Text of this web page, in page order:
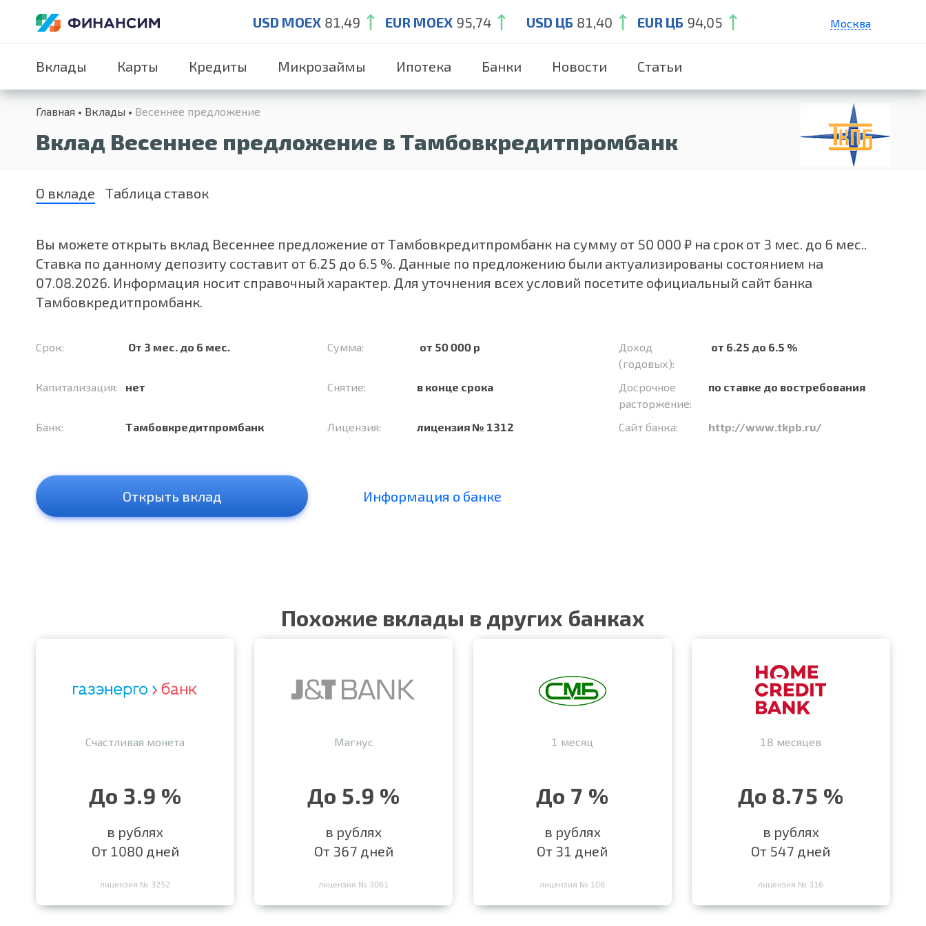
USD MOEX 81,49 EUR MOEX 95,74 USD ЦБ 81,40 EUR ЦБ 94,05 Москва
Краснодар
Нижний Новгород
Вклады Карты Кредиты Микрозаймы Ипотека Банки Новости Статьи
Главная Вклады Весеннее предложение
Вклад Весеннее предложение в Тамбовкредитпромбанк
О вкладе Таблица ставок
Вы можете открыть вклад Весеннее предложение от Тамбовкредитпромбанк на сумму от 50 000 ₽ на срок от 3 мес. до 6 мес..
Ставка по данному депозиту составит от 6.25 до 6.5 %. Данные по предложению были актуализированы состоянием на
07.08.2026. Информация носит справочный характер. Для уточнения всех условий посетите официальный сайт банка
Тамбовкредитпромбанк.
Срок: От 3 мес. до 6 мес. Сумма: от 50 000 р
Доход
(годовых):
от 6.25 до 6.5 %
Капитализация: нет Снятие: в конце срока
Досрочное
расторжение:
по ставке до востребования
Банк: Тамбовкредитпромбанк Лицензия: лицензия № 1312 Сайт банка: http://www.tkpb.ru/
Открыть вклад Информация о банке
Похожие вклады в других банках
Счастливая монета
До 3.9 %
в рублях
От 1080 дней
лицензия № 3252
Магнус
До 5.9 %
в рублях
От 367 дней
лицензия № 3061
1 месяц
До 7 %
в рублях
От 31 дней
лицензия № 106
18 месяцев
До 8.75 %
в рублях
От 547 дней
лицензия № 316